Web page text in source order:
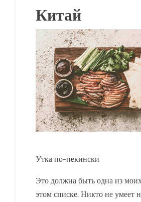
Китай
Утка по-пекински
Это должна быть одна из
этом списке. Никто не умеет